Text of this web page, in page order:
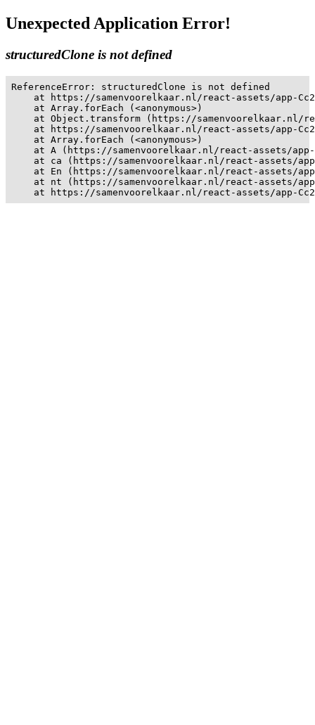
Unexpected Application Error!
structuredClone is not defined
ReferenceError: structuredClone is not defined
at https://samenvoorelkaar.nl/react-assets/app-
    at Array.forEach (<anonymous>)
at Object.transform (https://samenvoorelkaar.nl/
at https://samenvoorelkaar.nl/react-assets/app-
    at Array.forEach (<anonymous>)
at A (https://samenvoorelkaar.nl/react-assets/
at ca (https://samenvoorelkaar.nl/react-assets/
at En (https://samenvoorelkaar.nl/react-assets/
at nt (https://samenvoorelkaar.nl/react-assets/
at https://samenvoorelkaar.nl/react-assets/app-